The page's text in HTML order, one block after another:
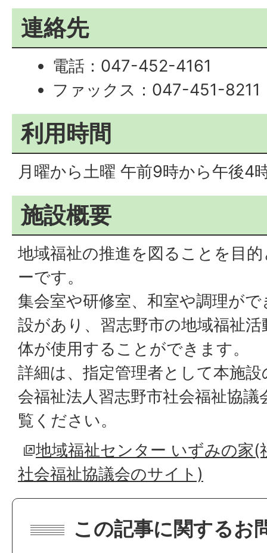
連絡先
電話：047-452-4161
ファックス：047-451-8211
利用時間
月曜から土曜 午前9時から午後4
施設概要
地域福祉の推進を図ることを目
ーです。
集会室や研修室、和室や調理が
設があり、習志野市の地域福祉
体が使用することができます。
詳細は、指定管理者として本施
会福祉法人習志野市社会福祉協
覧ください。
地域福祉センター いずみの家(
社会福祉協議会のサイト)
この記事に関するお